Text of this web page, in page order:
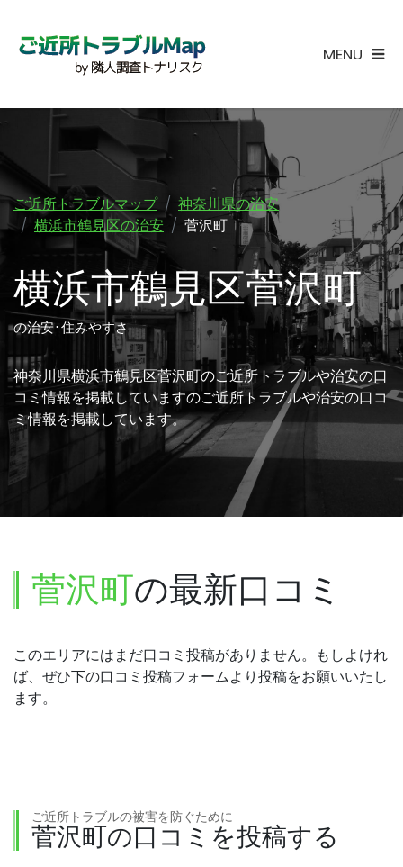
MENU
ご近所トラブルマップ
神奈川県の治安
横浜市鶴見区の治安
菅沢町
横浜市鶴見区菅沢町
の治安･住みやすさ
神奈川県横浜市鶴見区菅沢町のご近所トラブルや治安の口
コミ情報を掲載していますのご近所トラブルや治安の口コ
ミ情報を掲載しています。
菅沢町の最新口コミ
このエリアにはまだ口コミ投稿がありません。もしよけれ
ば、ぜひ下の口コミ投稿フォームより投稿をお願いいたし
ます。
ご近所トラブルの被害を防ぐために
菅沢町の口コミを投稿する